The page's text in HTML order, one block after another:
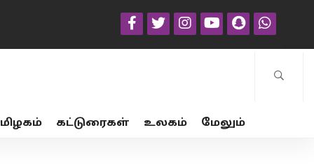
கட்டுரைகள் உலகம் மேலும்